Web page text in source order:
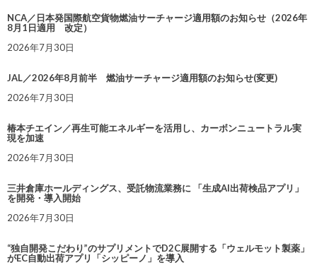
NCA／日本発国際航空貨物燃油サーチャージ適用額のお知らせ（2026年
8月1日適用 改定）
2026年7月30日
JAL／2026年8月前半 燃油サーチャージ適用額のお知らせ(変更)
2026年7月30日
椿本チエイン／再生可能エネルギーを活用し、カーボンニュートラル実
現を加速
2026年7月30日
三井倉庫ホールディングス、受託物流業務に 「生成AI出荷検品アプリ」
を開発・導入開始
2026年7月30日
“独自開発こだわり”のサプリメントでD2C展開する「ウェルモット製薬」
がEC自動出荷アプリ「シッピーノ」を導入